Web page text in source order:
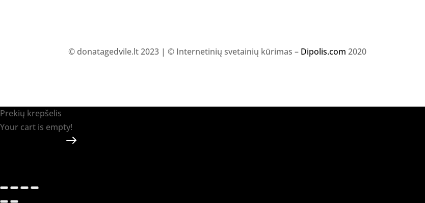
© donatagedvile.lt 2023 | © Internetinių svetainių kūrimas – Dipolis.com 2020
Prekių krepšelis
Your cart is empty!